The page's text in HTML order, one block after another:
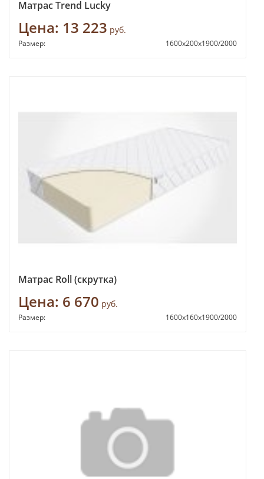
Матрас Trend Lucky
Цена: 13 223 руб.
Размер: 1600х200х1900/2000
Матрас Roll (скрутка)
Цена: 6 670 руб.
Размер: 1600х160х1900/2000